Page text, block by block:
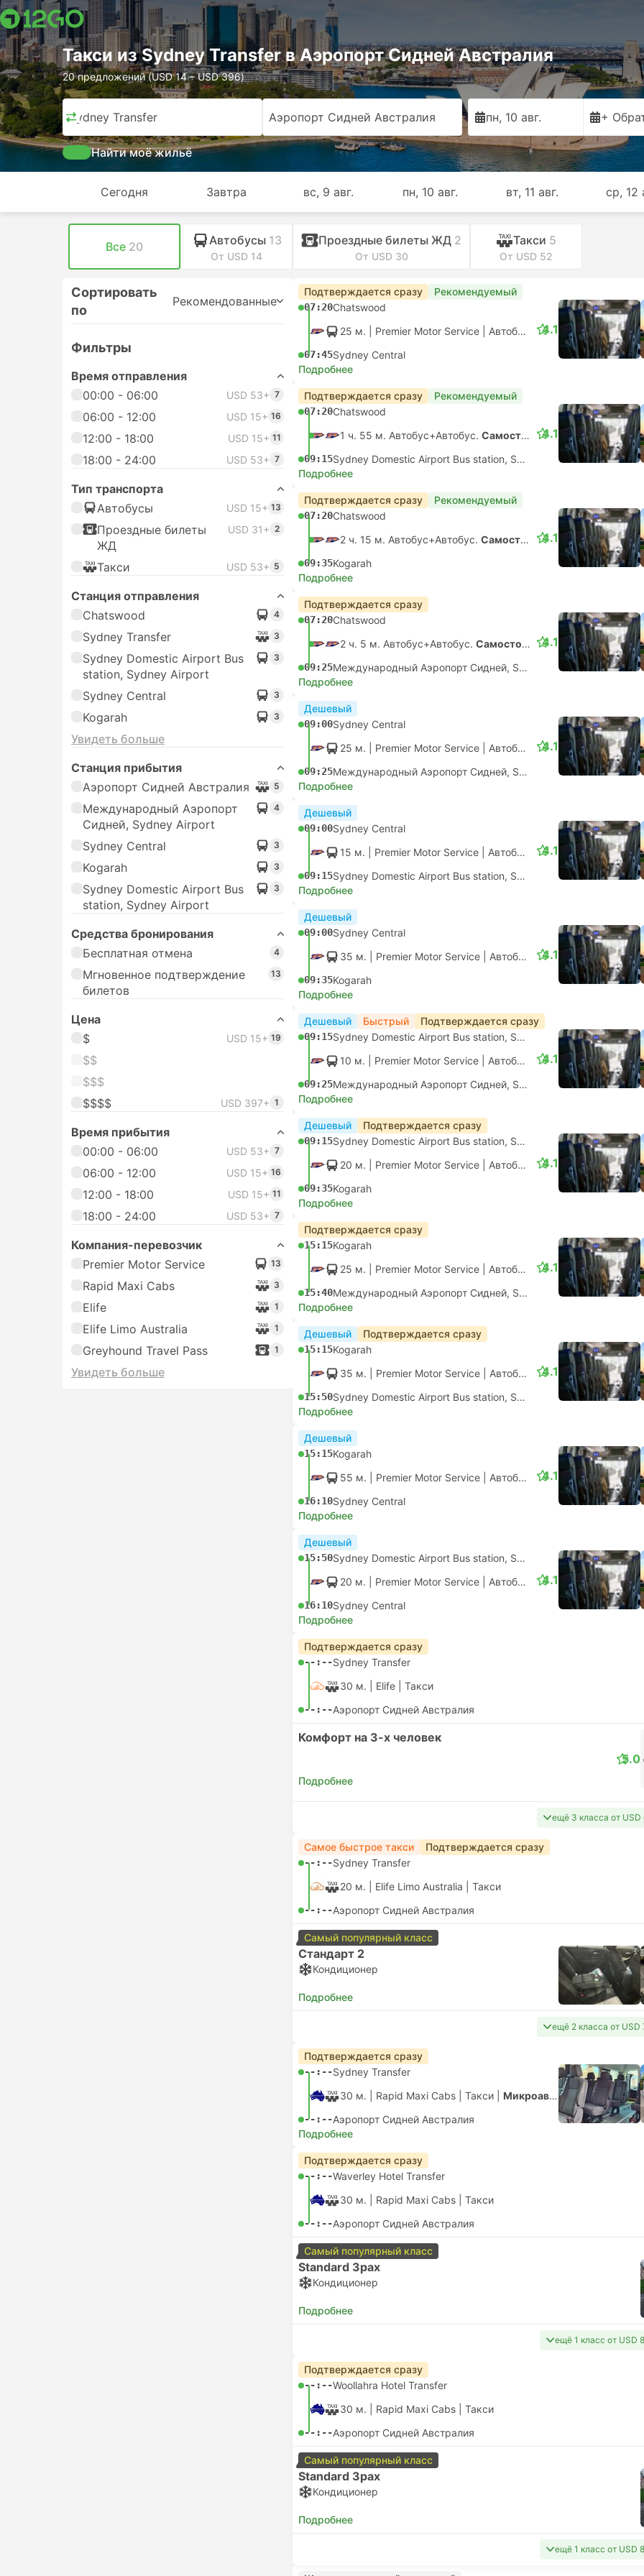
Такси из Sydney Transfer в Аэропорт Сидней Австралия
20 предложений (USD 14 – USD 396)
Sydney Transfer Аэропорт Сидней Австралия пн, 10 авг. +
Найти моё жильё
Сегодня Завтра вс, 9 авг. пн, 10 авг. вт, 11 авг. ср, 12
Все 20 Автобусы 13
От USD 14
Проездные билеты ЖД 2
От USD 30
Такси 5
От USD 52
Сортировать
по
Рекомендованные
Фильтры
Время отправления
00:00 - 06:00
USD 53+ 7
06:00 - 12:00 USD 15+ 16
12:00 - 18:00 USD 15+ 11
18:00 - 24:00 USD 53+ 7
Тип транспорта
Автобусы
USD 15+ 13
Проездные билеты
ЖД
USD 31+ 2
Такси USD 53+ 5
Станция отправления
Chatswood
4
Sydney Transfer 3
Sydney Domestic Airport Bus
station, Sydney Airport
3
Sydney Central 3
Kogarah 3
Увидеть больше
Станция прибытия
Аэропорт Сидней Австралия
5
Международный Аэропорт
Сидней, Sydney Airport
4
Sydney Central 3
Kogarah 3
Sydney Domestic Airport Bus
station, Sydney Airport
3
Средства бронирования
Бесплатная отмена
4
Мгновенное подтверждение
билетов
13
Цена
$
USD 15+ 19
$$
$$$
$$$$
USD 397+ 1
Время прибытия
00:00 - 06:00
USD 53+ 7
06:00 - 12:00 USD 15+ 16
12:00 - 18:00 USD 15+ 11
18:00 - 24:00 USD 53+ 7
Компания-перевозчик
Premier Motor Service
13
Rapid Maxi Cabs 3
Elife 1
Elife Limo Australia 1
Greyhound Travel Pass 1
Увидеть больше
Подтверждается сразу Рекомендуемый
07:20Chatswood
25 м. | Premier Motor Service Автобус |Местный
07:45Sydney Central
4.1
Подробнее
Подтверждается сразу Рекомендуемый
07:20Chatswood
1 ч. 55 м. Автобус+Автобус. Самостоятельная пересадка
09:15 Sydney Domestic Airport Bus station, Sydney Airport
4.1
Подробнее
Подтверждается сразу Рекомендуемый
07:20Chatswood
2 ч. 15 м. Автобус+Автобус. Самостоятельная пересадка
09:35Kogarah
4.1
Подробнее
Подтверждается сразу
07:20Chatswood
2 ч. 5 м. Автобус+Автобус. Самостоятельная пересадка
09:25 Международный Аэропорт Сидней, Sydney Airport
4.1
Подробнее
Дешевый
09:00Sydney Central
25 м. | Premier Motor Service Автобус |Местный
09:25 Международный Аэропорт Сидней, Sydney Airport
4.1
Подробнее
Дешевый
09:00Sydney Central
15 м. | Premier Motor Service Автобус |Местный
09:15 Sydney Domestic Airport Bus station, Sydney Airport
4.1
Подробнее
Дешевый
09:00Sydney Central
35 м. | Premier Motor Service Автобус |Местный
09:35Kogarah
4.1
Подробнее
Дешевый Быстрый Подтверждается сразу
09:15
Sydney Domestic Airport Bus station, Sydney Airport
10 м. | Premier Motor Service Автобус |Местный
09:25 Международный Аэропорт Сидней, Sydney Airport
4.1
Подробнее
Дешевый Подтверждается сразу
09:15
Sydney Domestic Airport Bus station, Sydney Airport
20 м. | Premier Motor Service Автобус |Местный
09:35Kogarah
4.1
Подробнее
Подтверждается сразу
15:15Kogarah
25 м. | Premier Motor Service Автобус |Местный
15:40 Международный Аэропорт Сидней, Sydney Airport
4.1
Подробнее
Дешевый Подтверждается сразу
15:15Kogarah
35 м. | Premier Motor Service Автобус |Местный
15:50 Sydney Domestic Airport Bus station, Sydney Airport
4.1
Подробнее
Дешевый
15:15Kogarah
55 м. | Premier Motor Service Автобус |Местный
16:10Sydney Central
4.1
Подробнее
Дешевый
15:50
Sydney Domestic Airport Bus station, Sydney Airport
20 м. | Premier Motor Service Автобус |Местный
16:10Sydney Central
4.1
Подробнее
Подтверждается сразу
--:--Sydney Transfer
30 м. | Elife Такси
--:--Аэропорт Сидней Австралия
Комфорт на 3-х человек
Подробнее
5.0
ещё 3 класса от USD
Самое быстрое такси Подтверждается сразу
--:--Sydney Transfer
20 м. | Elife Limo Australia Такси
--:--Аэропорт Сидней Австралия
Самый популярный класс
Стандарт 2
Кондиционер
Подробнее
ещё 2 класса от USD
Подтверждается сразу
--:--Sydney Transfer
30 м. | Rapid Maxi Cabs Такси Микроавтобус 6 чел.
--:--Аэропорт Сидней Австралия
Подробнее
Подтверждается сразу
--:--Waverley Hotel Transfer
30 м. | Rapid Maxi Cabs Такси
--:--Аэропорт Сидней Австралия
Самый популярный класс
Standard 3pax
Кондиционер
Подробнее
ещё 1 класс от USD
Подтверждается сразу
--:--Woollahra Hotel Transfer
30 м. | Rapid Maxi Cabs Такси
--:--Аэропорт Сидней Австралия
Самый популярный класс
Standard 3pax
Кондиционер
Подробнее
ещё 1 класс от USD